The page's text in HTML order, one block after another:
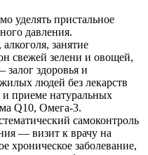
уделять пристальное
давления.
занятие
свежей зелени и овощей,
здоровья и
людей без лекарств
и приеме натуральных
Q10, Омега-3.
самоконтроль
— визит к врачу на
хроническое заболевание,